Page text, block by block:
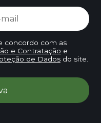
concordo com as
e Contratação e
de Dadosdo site.